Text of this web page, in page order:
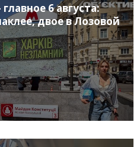
6 августа:
двое в Лозовой